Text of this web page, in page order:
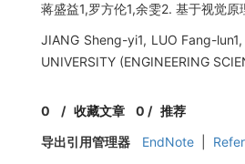
蒋盛益1,罗方伦1,余雯2. 基于视觉
JIANG Sheng-yi1, LUO Fang-
UNIVERSITY (ENGINEERING
0 /收藏文章 0 / 推荐
导出引用管理器
EndNote